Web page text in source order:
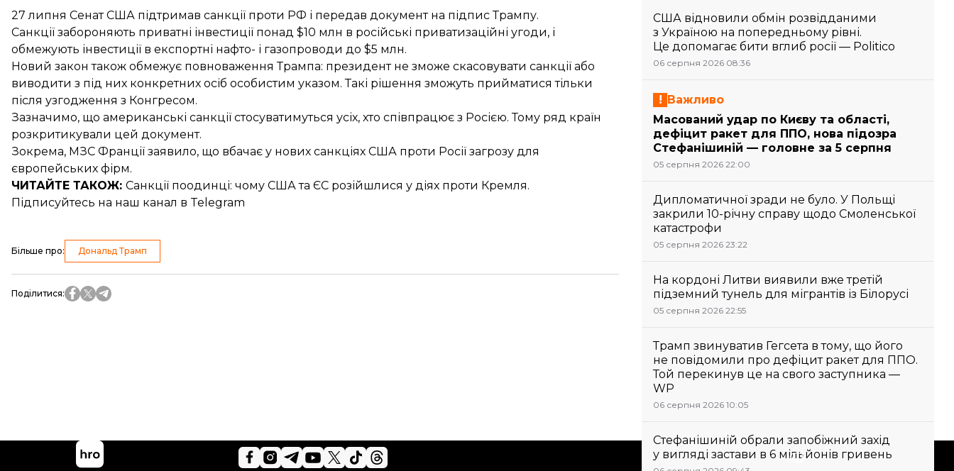
27 липня Сенат США підтримав санкції проти РФ і передав документ на підпис Трампу.
Санкції забороняють приватні інвестиції понад $10 млн в російські приватизаційні угоди, і
обмежують інвестиції в експортні нафто- і газопроводи до $5 млн.
Новий закон також обмежує повноваження Трампа: президент не зможе скасовувати санкції або
виводити з під них конкретних осіб особистим указом. Такі рішення зможуть прийматися тільки
після узгодження з Конгресом.
Зазначимо, що американські санкції стосуватимуться усіх, хто співпрацює з Росією. Тому ряд країн
розкритикували цей документ.
Зокрема, МЗС Франції заявило, що вбачає у нових санкціях США проти Росії загрозу для
європейських фірм.
ЧИТАЙТЕ ТАКОЖ: Санкції поодинці: чому США та ЄС розійшлися у діях проти Кремля.
Підписуйтесь на наш канал в Telegram
Більше про: Дональд Трамп
Поділитися:
США відновили обмін розвідданими
з Україною на попередньому рівні.
Це допомагає бити вглиб росії — Politico
06 серпня 2026 08:36
Важливо
Масований удар по Києву та області,
дефіцит ракет для ППО, нова підозра
Стефанішиній — головне за 5 серпня
05 серпня 2026 22:00
Дипломатичної зради не було. У Польщі
закрили 10-річну справу щодо Смоленської
катастрофи
05 серпня 2026 23:22
На кордоні Литви виявили вже третій
підземний тунель для мігрантів із Білорусі
05 серпня 2026 22:55
Трамп звинуватив Гегсета в тому, що його
не повідомили про дефіцит ракет для ППО.
Той перекинув це на свого заступника —
WP
06 серпня 2026 10:05
Стефанішиній обрали запобіжний захід
у вигляді застави в 6 мільйонів гривень
Підтримати